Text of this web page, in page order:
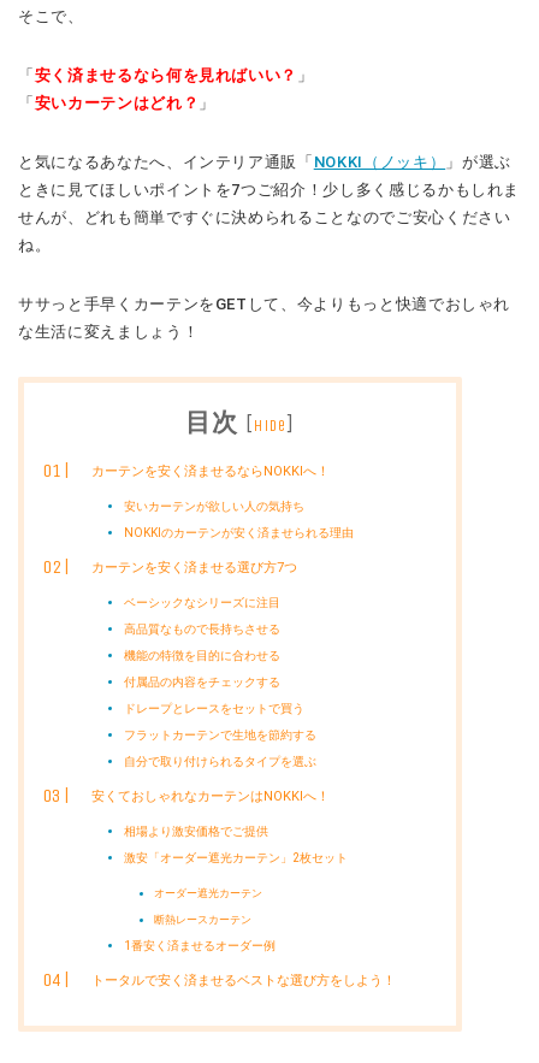
そこで、
「 安く済ませるなら何を見ればいい？ 」
「 安いカーテンはどれ？ 」
と気になるあなたへ、インテリア通販「 NOKKI（ノッキ）
」が選ぶ
ときに見てほしいポイントを7つご紹介！少し多く感じるかもしれま
せんが、どれも簡単ですぐに決められることなのでご安心ください
ね。
ササっと手早くカーテンをGETして、今よりもっと快適でおしゃれ
な生活に変えましょう！
目次 [hide]
カーテンを安く済ませるならNOKKIへ！
安いカーテンが欲しい人の気持ち
NOKKIのカーテンが安く済ませられる理由
カーテンを安く済ませる選び方7つ
ベーシックなシリーズに注目
高品質なもので長持ちさせる
機能の特徴を目的に合わせる
付属品の内容をチェックする
ドレープとレースをセットで買う
フラットカーテンで生地を節約する
自分で取り付けられるタイプを選ぶ
安くておしゃれなカーテンはNOKKIへ！
相場より激安価格でご提供
激安「オーダー遮光カーテン」2枚セット
オーダー遮光カーテン
断熱レースカーテン
1番安く済ませるオーダー例
トータルで安く済ませるベストな選び方をしよう！